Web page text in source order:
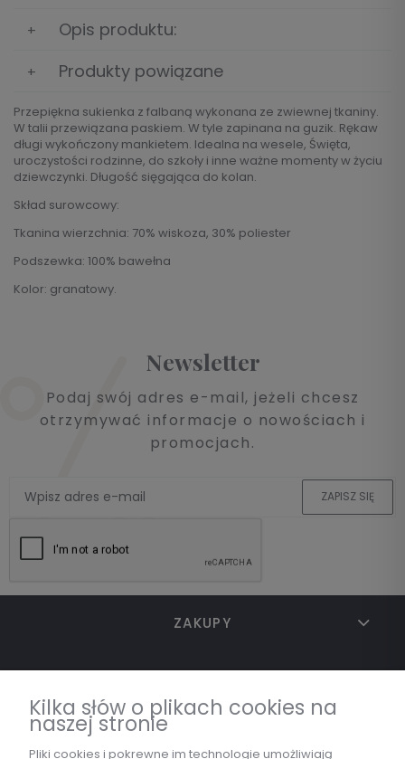
Opis produktu:
Produkty powiązane
Przepiękna sukienka z falbaną wykonana ze zwiewnej tkaniny.
W talii przewiązana paskiem. W tyle zapinana na guzik. Rękaw
długi wykończony mankietem. Idealna na wesele, Święta,
uroczystości rodzinne, do szkoły i inne ważne momenty w życiu
dziewczynki. Długość sięgająca do kolan.
Skład surowcowy:
Tkanina wierzchnia: 70% wiskoza, 30% poliester
Podszewka: 100% bawełna
Kolor: granatowy.
Newsletter
Podaj swój adres e-mail, jeżeli chcesz
otrzymywać informacje o nowościach i
promocjach.
ZAPISZ SIĘ
ZAKUPY
INFORMACJE
Kilka słów o plikach cookies na
naszej stronie
Pliki cookies i pokrewne im technologie umożliwiają